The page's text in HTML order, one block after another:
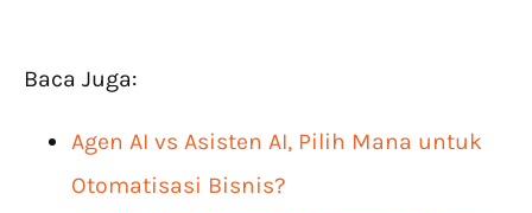
Baca Juga:
Agen AI vs Asisten AI, Pilih Mana untuk
Otomatisasi Bisnis?